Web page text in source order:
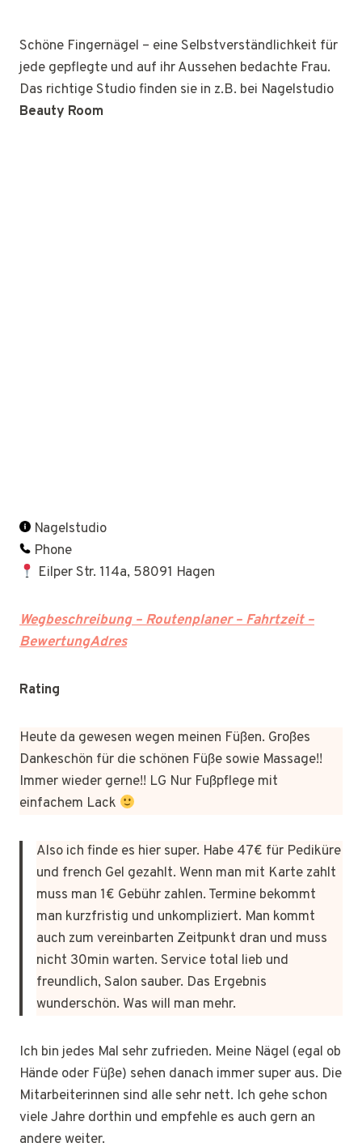
Schöne Fingernägel – eine Selbstverständlichkeit für
jede gepflegte und auf ihr Aussehen bedachte Frau.
Das richtige Studio finden sie in z.B. bei Nagelstudio
Beauty Room
Nagelstudio
Phone
Eilper Str. 114a, 58091 Hagen
Wegbeschreibung – Routenplaner – Fahrtzeit –
BewertungAdres
Rating
Heute da gewesen wegen meinen Füßen. Großes
Dankeschön für die schönen Füße sowie Massage!!
Immer wieder gerne!! LG Nur Fußpflege mit
einfachem Lack
Also ich finde es hier super. Habe 47€ für Pediküre
und french Gel gezahlt. Wenn man mit Karte zahlt
muss man 1€ Gebühr zahlen. Termine bekommt
man kurzfristig und unkompliziert. Man kommt
auch zum vereinbarten Zeitpunkt dran und muss
nicht 30min warten. Service total lieb und
freundlich, Salon sauber. Das Ergebnis
wunderschön. Was will man mehr.
Ich bin jedes Mal sehr zufrieden. Meine Nägel (egal ob
Hände oder Füße) sehen danach immer super aus. Die
Mitarbeiterinnen sind alle sehr nett. Ich gehe schon
viele Jahre dorthin und empfehle es auch gern an
andere weiter.